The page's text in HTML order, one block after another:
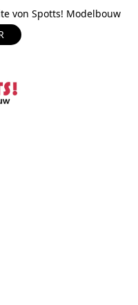
von Spotts! Modelbouw